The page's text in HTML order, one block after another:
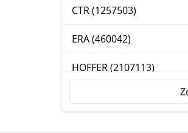
CTR (1257503)
ERA (460042)
HOFFER (2107113)
JPG, VANHE (1398200100)